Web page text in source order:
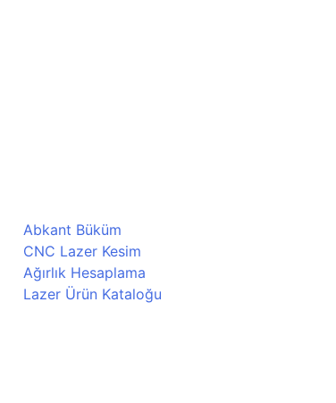
Abkant Büküm
CNC Lazer Kesim
Ağırlık Hesaplama
Lazer Ürün Kataloğu